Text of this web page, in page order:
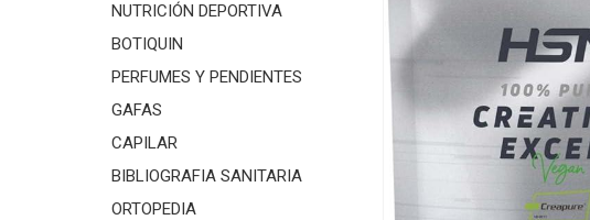
NUTRICIÓN DEPORTIVA
BOTIQUIN
PERFUMES Y PENDIENTES
GAFAS
CAPILAR
BIBLIOGRAFIA SANITARIA
ORTOPEDIA